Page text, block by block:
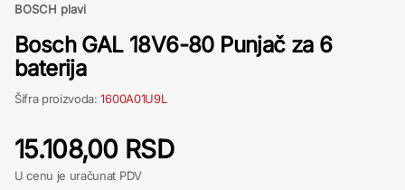
BOSCH plavi
Bosch GAL 18V6-80 Punjač za 6
baterija
Šifra proizvoda:1600A01U9L
15.108,00 RSD
U cenu je uračunat PDV